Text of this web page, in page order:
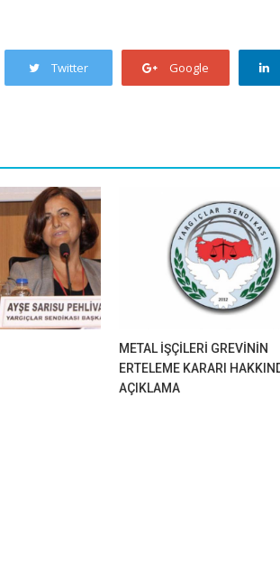
Twitter Google
METAL İŞÇİLERİ GREVİNİN
ERTELEME KARARI
AÇIKLAMA